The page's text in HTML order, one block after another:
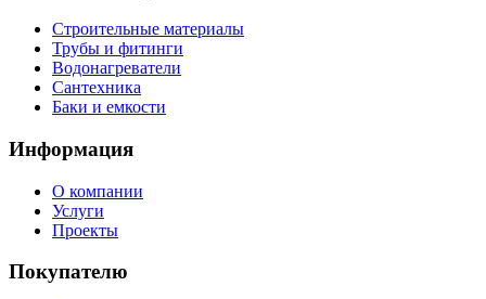
Строительные материалы
Трубы и фитинги
Водонагреватели
Сантехника
Баки и емкости
Информация
О компании
Услуги
Проекты
Покупателю